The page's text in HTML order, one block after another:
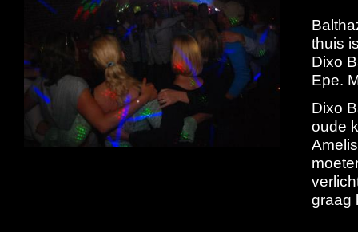
thuis
Dixo
Epe.
Dixo
oude
graag